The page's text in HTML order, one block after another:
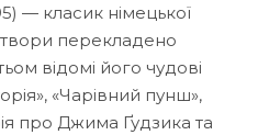
— класик німецької
твори перекладено
відомі його чудові
«Чарівний пунш»,
про Джима Ґудзика та